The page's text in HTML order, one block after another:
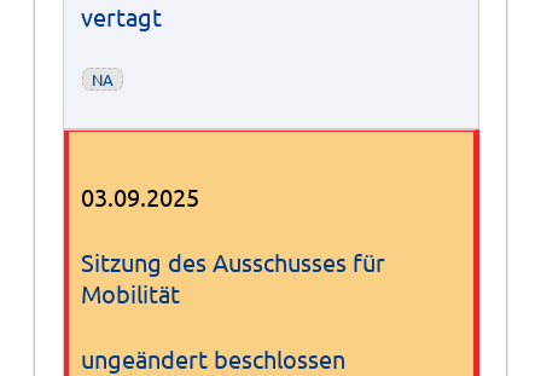
vertagt
NA
03.09.2025
Sitzung des Ausschusses für
Mobilität
ungeändert beschlossen